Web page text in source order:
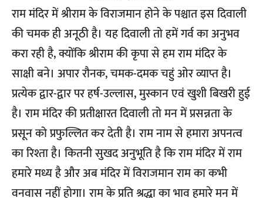
राम मंदिर में श्रीराम के विराजमान होने के पश्चात इस दिवाली
की चमक ही अनूठी है। यह दिवाली तो हमें गर्व का अनुभव
करा रही है, क्योंकि श्रीराम की कृपा से हम राम मंदिर के
साक्षी बने। अपार रौनक, चमक-दमक चहुं ओर व्याप्त है।
प्रत्येक द्वार-द्वार पर हर्ष-उल्लास, मुस्कान एवं खुशी बिखरी हुई
है। राम मंदिर की प्रतीक्षारत दिवाली तो मन में प्रसन्नता के
प्रसून को प्रफुल्लित कर देती है। राम नाम से हमारा अपनत्व
का रिश्ता है। कितनी सुखद अनुभूति है कि राम मंदिर में राम
हमारे मध्य है और अब मंदिर में विराजमान राम का कभी
वनवास नहीं होगा। राम के प्रति श्रद्धा का भाव हमारे मन में